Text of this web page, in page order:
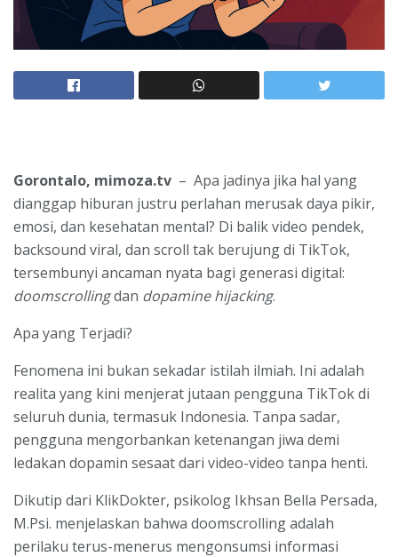
Gorontalo, mimoza.tv – Apa jadinya jika hal yang
dianggap hiburan justru perlahan merusak daya pikir,
emosi, dan kesehatan mental? Di balik video pendek,
backsound viral, dan scroll tak berujung di TikTok,
tersembunyi ancaman nyata bagi generasi digital:
doomscrollingdan dopamine hijacking.
Apa yang Terjadi?
Fenomena ini bukan sekadar istilah ilmiah. Ini adalah
realita yang kini menjerat jutaan pengguna TikTok di
seluruh dunia, termasuk Indonesia. Tanpa sadar,
pengguna mengorbankan ketenangan jiwa demi
ledakan dopamin sesaat dari video-video tanpa henti.
Dikutip dari KlikDokter, psikolog Ikhsan Bella Persada,
M.Psi. menjelaskan bahwa doomscrolling adalah
perilaku terus-menerus mengonsumsi informasi